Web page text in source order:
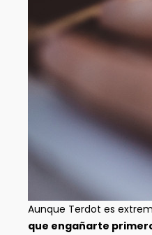
Aunque Terdot es
que engañarte